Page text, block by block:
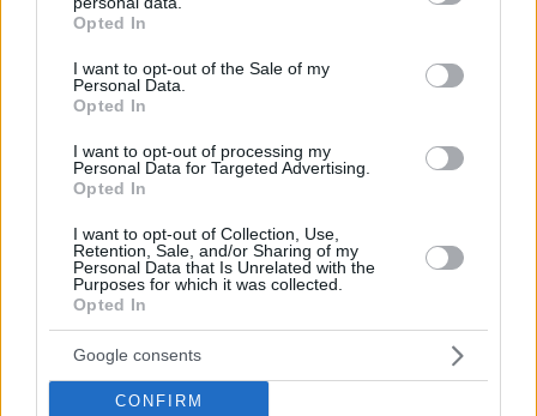
grant or deny consent to Google and its third-party tags to
use your data for below specified purposes in below Google
consent section.
Opted In
I want to opt-out of the Sale of my
Personal Data.
Opted In
I want to opt-out of processing my
Personal Data for Targeted Advertising.
Opted In
I want to opt-out of Collection, Use,
Retention, Sale, and/or Sharing of my
Personal Data that Is Unrelated with the
Purposes for which it was collected.
Opted In
Google consents
CONFIRM
Τουλάχιστον τρεις νεκροί και πολλοί τραυματίες
εξαιτίας ρωσικών πληγμάτων στην Ουκρανία
09.08.2026, 03:05
Συναγερμός στην Έδεσσα για την εξαφάνιση 31χρονου
09.08.2026, 02:46
«Δώρο» 1 δισ. δολαρίων στη Κολομβία από τις ΗΠΑ
μετά την ορκωμοσία του νέου τραμπικού προέδρου
09.08.2026, 02:08
Τουλάχιστον 22 νεκροί κατά τη σύγκρουση δύο
λεωφορείων στον Νίγηρα
09.08.2026, 01:31
7 ηπειρώτικες πίτες: Φτιάχνουμε πλασίντα, κοθρόπιτα,
μπατσαριά, και άλλες που λατρεύουμε
09.08.2026, 01:00